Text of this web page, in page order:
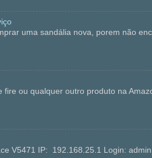
uma sandália nova, porem não
ou qualquer outro produto na
V5471 IP: 192.168.25.1 Login: